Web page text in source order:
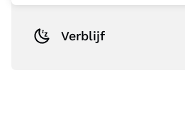
Verblijf